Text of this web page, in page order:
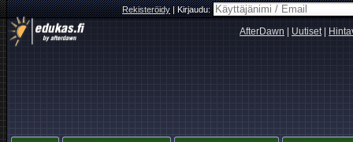
Rekisteröidy|Kirjaudu:
AfterDawn Uutiset|